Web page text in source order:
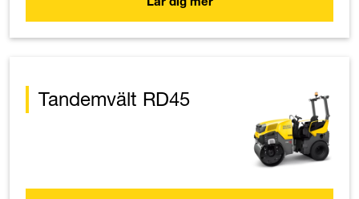
Lär dig mer
Tandemvält RD45